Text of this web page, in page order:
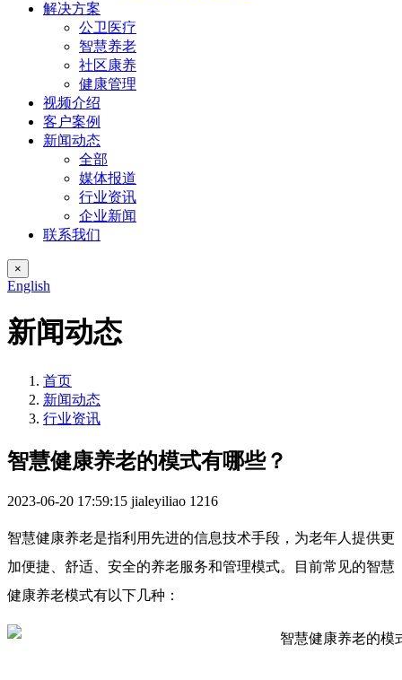
解决方案
公卫医疗
智慧养老
社区康养
健康管理
视频介绍
客户案例
新闻动态
全部
媒体报道
行业资讯
企业新闻
联系我们
×
English
新闻动态
首页
新闻动态
行业资讯
智慧健康养老的模式有哪些？
2023-06-20 17:59:15 jialeyiliao 1216
智慧健康养老是指利用先进的信息技术手段，为老年人提供更
加便捷、舒适、安全的养老服务和管理模式。目前常见的智慧
健康养老模式有以下几种：